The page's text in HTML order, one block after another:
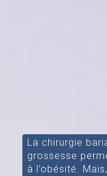
La chirurgie
grossesse
à l’obésité.